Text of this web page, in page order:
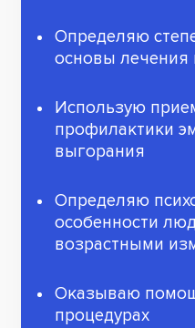
Определяю
основы лечения
Использую
профилактики
выгорания
Определяю
особенности
возрастными
Оказываю
процедурах